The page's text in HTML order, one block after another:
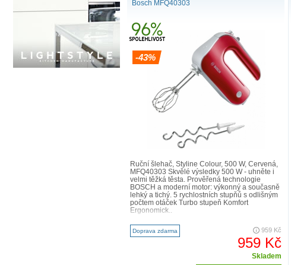
Bosch MFQ40303
-43%
Ruční šlehač, Styline Colour, 500 W, Červená,
MFQ40303 Skvělé výsledky 500 W - uhněte i
velmi těžká těsta. Prověřená technologie
BOSCH a moderní motor: výkonný a současně
lehký a tichý. 5 rychlostních stupňů s odlišným
počtem otáček Turbo stupeň Komfort
Ergonomick..
Doprava zdarma 959 Kč
959 Kč
Skladem